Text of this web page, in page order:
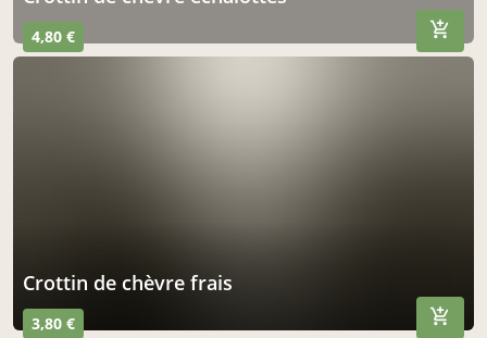
4,80 €
crottin de chèvre frais
3,80 €